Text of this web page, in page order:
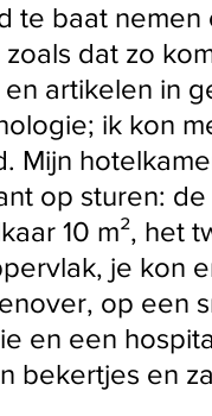
te baat
dat zo
artikelen in
ik kon
Mijn
op sturen:
10 m², het
je kon
op een
en een
bekertjes en